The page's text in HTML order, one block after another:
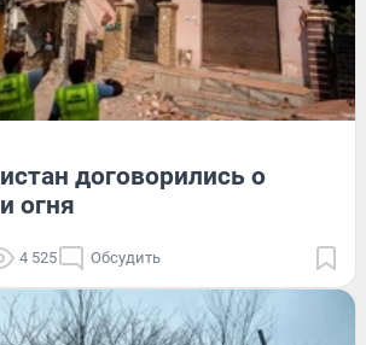
договорились о
огня
4 525 Обсудить